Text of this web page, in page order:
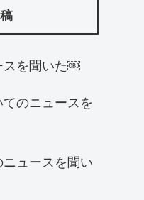
スを聞いた￼
のニュースを
ュースを聞い